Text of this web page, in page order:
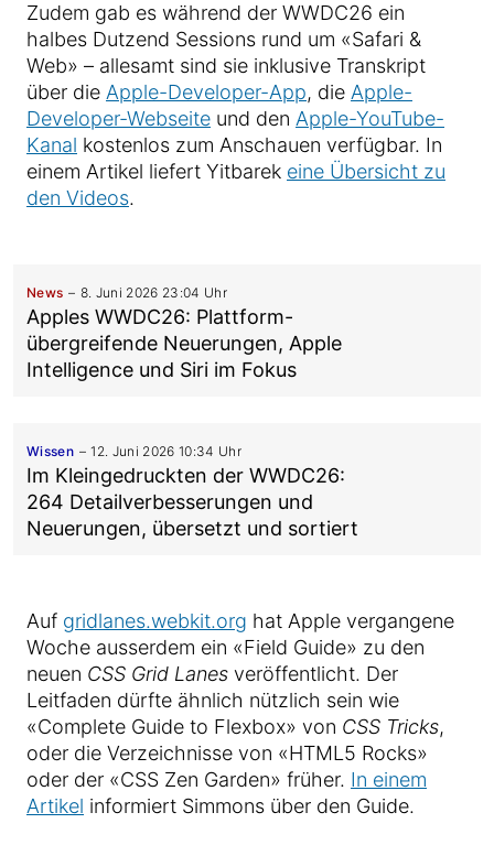
Zudem gab es während der WWDC26 ein
halbes Dutzend Sessions rund um «Safari &
Web» – allesamt sind sie inklusive Transkript
über die Apple-Developer-App, die Apple-
Developer-Webseite und den Apple-YouTube-
Kanal kostenlos zum Anschauen verfügbar. In
einem Artikel liefert Yitbarek eine Übersicht zu
den Videos.
News 8. Juni 2026 23:04 Uhr
Apples WWDC26: Plattform-
übergreifende Neuerungen, Apple
Intelligence und Siri im Fokus
Wissen 12. Juni 2026 10:34 Uhr
Im Kleingedruckten der WWDC26:
264 Detailverbesserungen und
Neuerungen, übersetzt und sortiert
Auf gridlanes.webkit.org hat Apple vergangene
Woche ausserdem ein «Field Guide» zu den
neuen CSS Grid Lanes veröffentlicht. Der
Leitfaden dürfte ähnlich nützlich sein wie
«Complete Guide to Flexbox» von CSS Tricks,
oder die Verzeichnisse von «HTML5 Rocks»
oder der «CSS Zen Garden» früher. In einem
Artikel informiert Simmons über den Guide.